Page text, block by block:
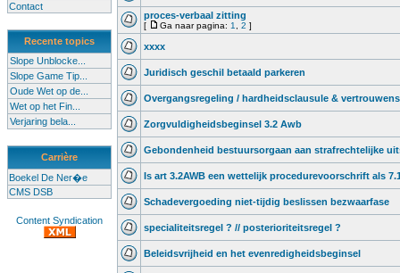
Contact
Recente topics
Slope Unblocke...
Slope Game Tip...
Oude Wet op de...
Wet op het Fin...
Verjaring bela...
Carrière
Boekel De Ner�e
CMS DSB
Content Syndication
proces-verbaal zitting
[ Ga naar pagina: 1 2 ]
xxxx
Juridisch geschil betaald parkeren
Overgangsregeling / hardheidsclausule &
Zorgvuldigheidsbeginsel 3.2 Awb
Gebondenheid bestuursorgaan aan strafrechtelijke
Is art 3.2AWB een wettelijk procedurevoorschrift als
Schadevergoeding niet-tijdig beslissen bezwaarfase
specialiteitsregel ? // posterioriteitsregel ?
Beleidsvrijheid en het evenredigheidsbeginsel